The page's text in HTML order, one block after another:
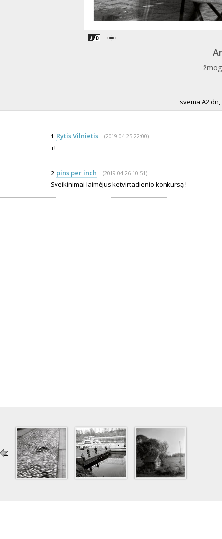
svema A2
1. Rytis Vilnietis (2019 04 25 22:00)
+!
2. pins per inch (2019 04 26 10:51)
Sveikinimai laimėjus ketvirtadienio konkursą !